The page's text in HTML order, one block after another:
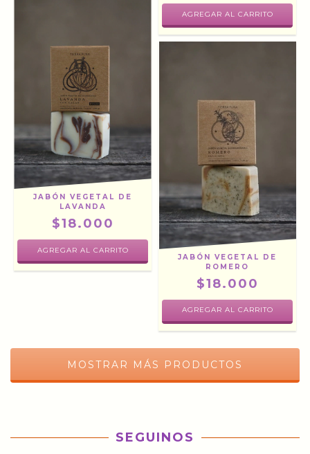
JABÓN VEGETAL DE
LAVANDA
$18.000
JABÓN VEGETAL DE
ROMERO
$18.000
MOSTRAR MÁS PRODUCTOS
SEGUINOS